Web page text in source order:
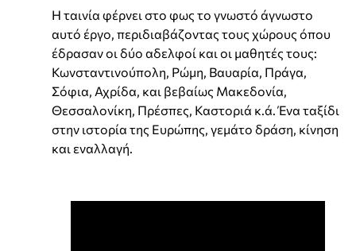
Η ταινία φέρνει στο φως το γνωστό άγνωστο
αυτό έργο, περιδιαβάζοντας τους χώρους όπου
έδρασαν οι δύο αδελφοί και οι μαθητές τους:
Κωνσταντινούπολη, Ρώμη, Βαυαρία, Πράγα,
Σόφια, Αχρίδα, και βεβαίως Μακεδονία,
Θεσσαλονίκη, Πρέσπες, Καστοριά κ.ά. Ένα ταξίδι
στην ιστορία της Ευρώπης, γεμάτο δράση, κίνηση
και εναλλαγή.